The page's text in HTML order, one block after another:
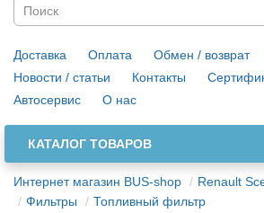
Доставка Оплата Обмен / возврат
Новости / статьи
Контакты
Автосервис
О нас
КАТАЛОГ ТОВАРОВ
Интернет магазин BUS-shop
Renault
Фильтры
Топливный фильтр